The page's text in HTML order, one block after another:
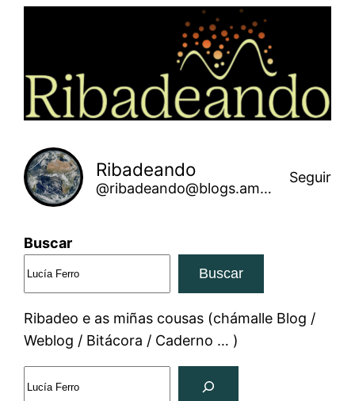
Ribadeando
@ribadeando@blogs.amarinha.gal
Seguir
Buscar
Buscar
Ribadeo e as miñas cousas (chámalle Blog /
Weblog / Bitácora / Caderno … )